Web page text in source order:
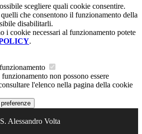
scegliere quali cookie consentire.
che consentono il funzionamento della
disabilitarli.
i cookie necessari al funzionamento potete
.
non possono essere
l'elenco nella pagina della cookie
Alessandro Volta